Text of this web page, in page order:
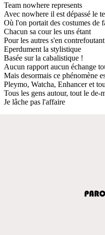
Team nowhere represents
Avec nowhere il est dépassé le
Où l'on portait des costumes de
Chacun sa cour les uns étant
Pour les autres s'en contrefoutant
Eperdument la stylistique
Basée sur la cabalistique !
Aucun rapport aucun échange
Mais desormais ce phénomène
Pleymo, Watcha, Enhancer et
Tous les gens autour, tout le de-
Je lâche pas l'affaire